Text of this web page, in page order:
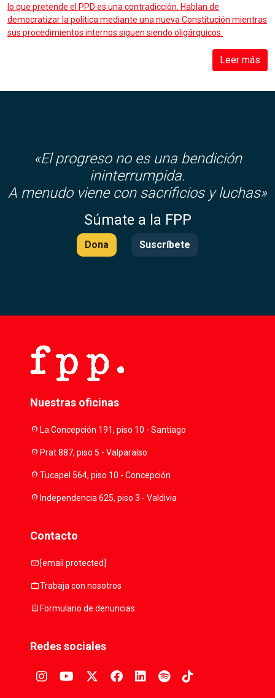
lo que pretende el PPD es una contradicción. Hablan de
democratizar la política mediante una nueva Constitución mientras
sus procedimientos internos siguen siendo oligárquicos.
Leer más
«El progreso no es una bendición
ininterrumpida.
A menudo viene con sacrificios y luchas»
Súmate a la FPP
Dona Suscríbete
Nuestras oficinas
location_onLa Concepción 191, piso 10 - Santiago
location_onPrat 887, piso 5 - Valparaíso
location_onTucapel 564, piso 10 - Concepción
location_onIndependencia 625, piso 3 - Valdivia
Contacto
mail [email protected]
workTrabaja con nosotros
assignmentFormulario de denuncias
Redes sociales